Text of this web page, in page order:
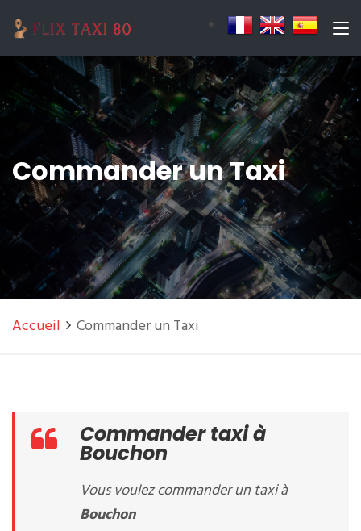
Commander un Taxi
Accueil Commander un Taxi
Commander taxi à
Bouchon
Vous voulez commander un taxi à
Bouchon